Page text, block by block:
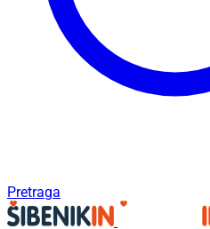
Pretraga